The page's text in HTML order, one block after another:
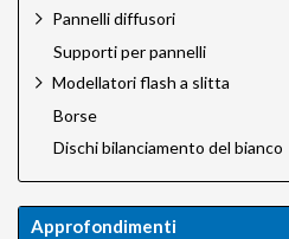
Pannelli diffusori
Supporti per pannelli
Modellatori flash a slitta
Borse
Dischi bilanciamento del bianco
Approfondimenti